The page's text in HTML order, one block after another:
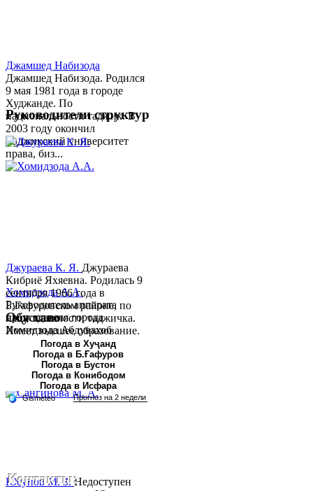
Джамшед Набизода
Джамшед Набизода. Родился
9 мая 1981 года в городе
Худжанде. По
национальности таджик. В
2003 году окончил
Таджикский университет
права, биз...
Хомидзода А.А.
Руководитель аппарата
председателя города
Хомидзода Абдувахоб
Абдумаджид родился 8
июня 1978 года в городе
Худжанде. По
национальности...
Руководители структур
Джураева К. Я. Джураева
Кибриё Яхяевна. Родилась 9
сентября 1966 года в
Б.Гафуровском районе, по
национальности таджичка.
Имеет высшее образование.
В 1997 ...
Юсупов М. З.Недоступен
Обу хаво
Погода в Хуҷанд
Погода в Б.Ғафуров
Погода в Бустон
Погода в Конибодом
Погода в Исфара
Контакты: